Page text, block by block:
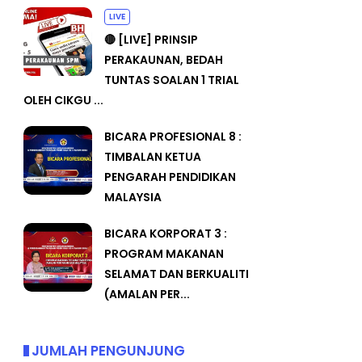
LIVE
🔴 [LIVE] PRINSIP
PERAKAUNAN, BEDAH
TUNTAS SOALAN 1 TRIAL
OLEH CIKGU ...
BICARA PROFESIONAL 8 :
TIMBALAN KETUA
PENGARAH PENDIDIKAN
MALAYSIA
BICARA KORPORAT 3 :
PROGRAM MAKANAN
SELAMAT DAN BERKUALITI
(AMALAN PER...
JUMLAH PENGUNJUNG